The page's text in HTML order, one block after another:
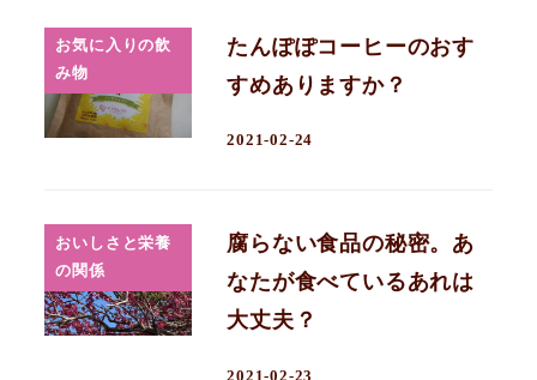
お気に入りの飲
み物
たんぽぽコーヒーのおす
すめありますか？
2021-02-24
おいしさと栄養
の関係
腐らない食品の秘密。あ
なたが食べているあれは
大丈夫？
2021-02-23